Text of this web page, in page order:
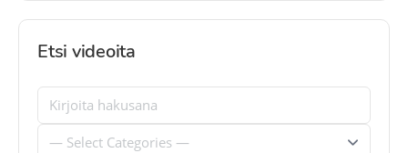
Etsi videoita